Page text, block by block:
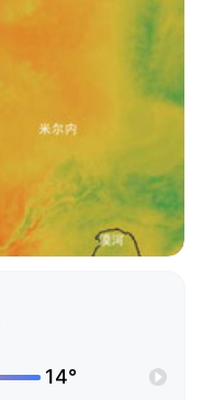
14°